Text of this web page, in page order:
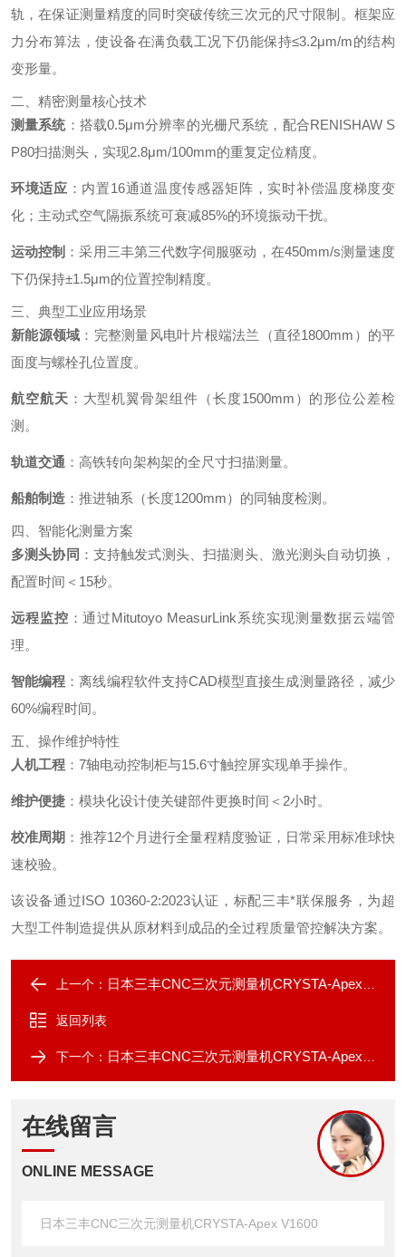
轨，在保证测量精度的同时突破传统三次元的尺寸限制。框架应
力分布算法，使设备在满负载工况下仍能保持≤3.2μm/m的结构
变形量。
二、精密测量核心技术
测量系统：搭载0.5μm分辨率的光栅尺系统，配合RENISHAW S
P80扫描测头，实现2.8μm/100mm的重复定位精度。
环境适应 ：内置16通道温度传感器矩阵，实时补偿温度梯度变
化；主动式空气隔振系统可衰减85%的环境振动干扰。
运动控制 ：采用三丰第三代数字伺服驱动，在450mm/s测量速度
下仍保持±1.5μm的位置控制精度。
三、典型工业应用场景
新能源领域 ：完整测量风电叶片根端法兰（直径1800mm）的平
面度与螺栓孔位置度。
航空航天 ：大型机翼骨架组件（长度1500mm）的形位公差检
测。
轨道交通 ：高铁转向架构架的全尺寸扫描测量。
船舶制造 ：推进轴系（长度1200mm）的同轴度检测。
四、智能化测量方案
多测头协同 ：支持触发式测头、扫描测头、激光测头自动切换，
配置时间＜15秒。
远程监控 ：通过Mitutoyo MeasurLink系统实现测量数据云端管
理。
智能编程 ：离线编程软件支持CAD模型直接生成测量路径，减少
60%编程时间。
五、操作维护特性
人机工程 ：7轴电动控制柜与15.6寸触控屏实现单手操作。
维护便捷 ：模块化设计使关键部件更换时间＜2小时。
校准周期 ：推荐12个月进行全量程精度验证，日常采用标准球快
速校验。
该设备通过ISO 10360-2:2023认证，标配三丰*联保服务，为超
大型工件制造提供从原材料到成品的全过程质量管控解决方案。
上一个： 日本三丰CNC三次元测量机CRYSTA-Apex V1200
返回列表
下一个： 日本三丰CNC三次元测量机CRYSTA-Apex V2000
在线留言
ONLINE MESSAGE